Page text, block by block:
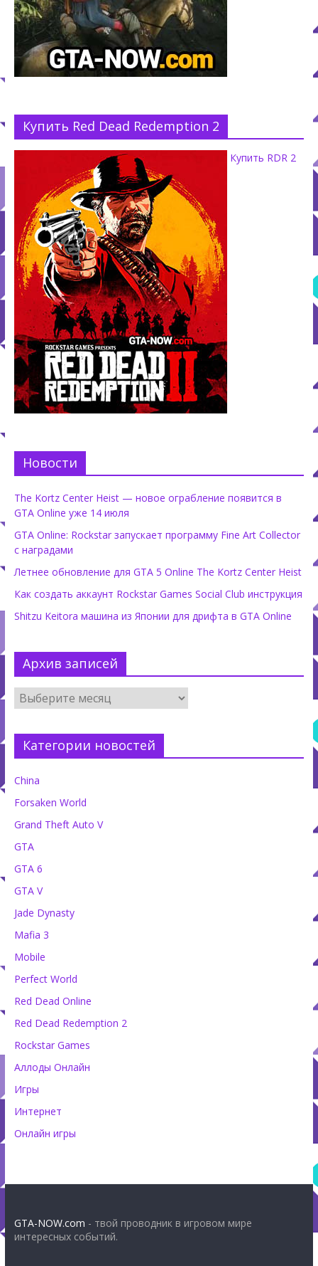
Купить Red Dead Redemption 2
Купить RDR 2
Новости
The Kortz Center Heist — новое ограбление появится в
GTA Online уже 14 июля
GTA Online: Rockstar запускает программу Fine Art Collector
с наградами
Летнее обновление для GTA 5 Online The Kortz Center Heist
Как создать аккаунт Rockstar Games Social Club инструкция
Shitzu Keitora машина из Японии для дрифта в GTA Online
Архив записей
Категории новостей
China
Forsaken World
Grand Theft Auto V
GTA
GTA 6
GTA V
Jade Dynasty
Mafia 3
Mobile
Perfect World
Red Dead Online
Red Dead Redemption 2
Rockstar Games
Аллоды Онлайн
Игры
Интернет
Онлайн игры
GTA-NOW.com - твой проводник в игровом мире
интересных событий.